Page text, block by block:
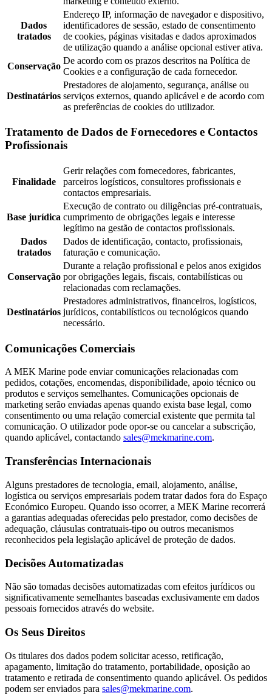
Dados
tratados
Endereço IP, informação de navegador e dispositivo,
identificadores de sessão, estado de consentimento
de cookies, páginas visitadas e dados aproximados
de utilização quando a análise opcional estiver ativa.
Conservação
De acordo com os prazos descritos na Política de
Cookies e a configuração de cada fornecedor.
Destinatários
Prestadores de alojamento, segurança, análise ou
serviços externos, quando aplicável e de acordo com
as preferências de cookies do utilizador.
Tratamento de Dados de Fornecedores e Contactos
Profissionais
Finalidade
Gerir relações com fornecedores, fabricantes,
parceiros logísticos, consultores profissionais e
contactos empresariais.
Base jurídica
Execução de contrato ou diligências pré-contratuais,
cumprimento de obrigações legais e interesse
legítimo na gestão de contactos profissionais.
Dados
tratados
Dados de identificação, contacto, profissionais,
faturação e comunicação.
Conservação
Durante a relação profissional e pelos anos exigidos
por obrigações legais, fiscais, contabilísticas ou
relacionadas com reclamações.
Destinatários
Prestadores administrativos, financeiros, logísticos,
jurídicos, contabilísticos ou tecnológicos quando
necessário.
Comunicações Comerciais
A MEK Marine pode enviar comunicações relacionadas com
pedidos, cotações, encomendas, disponibilidade, apoio técnico ou
produtos e serviços semelhantes. Comunicações opcionais de
marketing serão enviadas apenas quando exista base legal, como
consentimento ou uma relação comercial existente que permita tal
comunicação. O utilizador pode opor-se ou cancelar a subscrição,
quando aplicável, contactando sales@mekmarine.com.
Transferências Internacionais
Alguns prestadores de tecnologia, email, alojamento, análise,
logística ou serviços empresariais podem tratar dados fora do Espaço
Económico Europeu. Quando isso ocorrer, a MEK Marine recorrerá
a garantias adequadas oferecidas pelo prestador, como decisões de
adequação, cláusulas contratuais-tipo ou outros mecanismos
reconhecidos pela legislação aplicável de proteção de dados.
Decisões Automatizadas
Não são tomadas decisões automatizadas com efeitos jurídicos ou
significativamente semelhantes baseadas exclusivamente em dados
pessoais fornecidos através do website.
Os Seus Direitos
Os titulares dos dados podem solicitar acesso, retificação,
apagamento, limitação do tratamento, portabilidade, oposição ao
tratamento e retirada de consentimento quando aplicável. Os pedidos
podem ser enviados para sales@mekmarine.com.